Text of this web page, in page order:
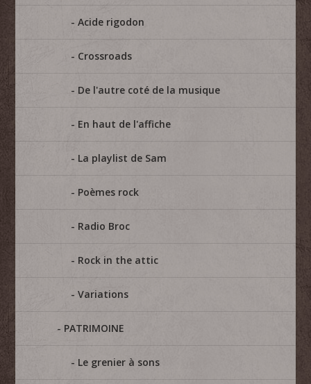
Acide rigodon
Crossroads
De l'autre coté de la musique
En haut de l'affiche
La playlist de Sam
Poèmes rock
Radio Broc
Rock in the attic
Variations
PATRIMOINE
Le grenier à sons